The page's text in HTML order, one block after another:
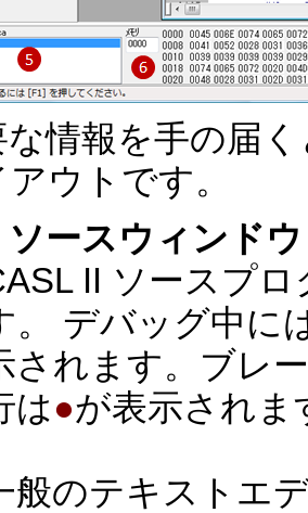
な情報を手の届
アウトです。
ソースウィンドウ
II ソースプ
。 デバッグ中に
されます。ブレ
は●が表示されま
般のテキストエ